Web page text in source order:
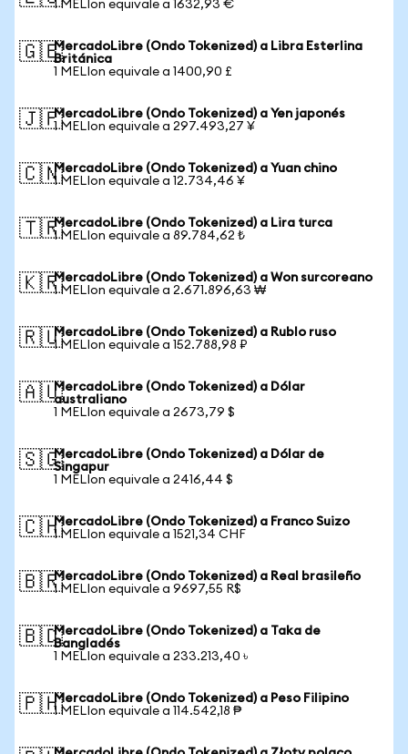
1 MELIon equivale a 1632,93 €
🇬🇧MercadoLibre (Ondo Tokenized) a Libra Esterlina
Británica
1 MELIon equivale a 1400,90 £
🇯🇵MercadoLibre (Ondo Tokenized) a Yen japonés
1 MELIon equivale a 297.493,27 ¥
🇨🇳MercadoLibre (Ondo Tokenized) a Yuan chino
1 MELIon equivale a 12.734,46 ¥
🇹🇷MercadoLibre (Ondo Tokenized) a Lira turca
1 MELIon equivale a 89.784,62 ₺
🇰🇷MercadoLibre (Ondo Tokenized) a Won surcoreano
1 MELIon equivale a 2.671.896,63 ₩
🇷🇺MercadoLibre (Ondo Tokenized) a Rublo ruso
1 MELIon equivale a 152.788,98 ₽
🇦🇺MercadoLibre (Ondo Tokenized) a Dólar
australiano
1 MELIon equivale a 2673,79 $
🇸🇬MercadoLibre (Ondo Tokenized) a Dólar de
Singapur
1 MELIon equivale a 2416,44 $
🇨🇭MercadoLibre (Ondo Tokenized) a Franco Suizo
1 MELIon equivale a 1521,34 CHF
🇧🇷MercadoLibre (Ondo Tokenized) a Real brasileño
1 MELIon equivale a 9697,55 R$
🇧🇩MercadoLibre (Ondo Tokenized) a Taka de
Bangladés
1 MELIon equivale a 233.213,40 ৳
🇵🇭MercadoLibre (Ondo Tokenized) a Peso Filipino
1 MELIon equivale a 114.542,18 ₱